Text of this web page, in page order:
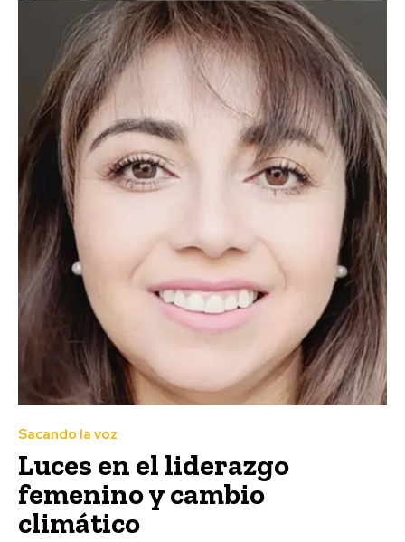
Sacando la voz
Luces en el liderazgo
femenino y cambio
climático